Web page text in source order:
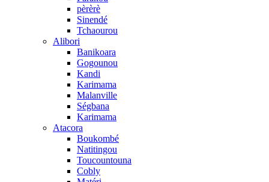
pèrèrè
Sinendé
Tchaourou
Alibori
Banikoara
Gogounou
Kandi
Karimama
Malanville
Ségbana
Karimama
Atacora
Boukombé
Natitingou
Toucountouna
Cobly